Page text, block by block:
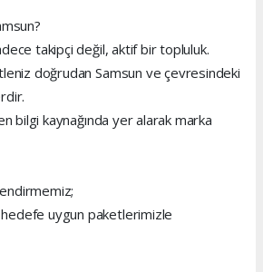
takipçi değil, aktif bir topluluk.
doğrudan Samsun ve çevresindeki
bilgi kaynağında yer alarak marka
uygun paketlerimizle